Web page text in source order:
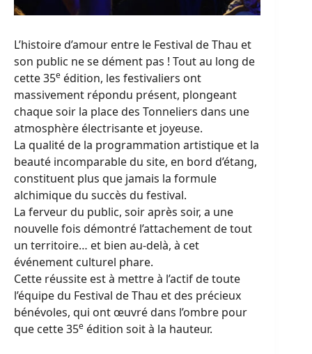
L’histoire d’amour entre le Festival de Thau et
son public ne se dément pas ! Tout au long de
cette 35e édition, les festivaliers ont
massivement répondu présent, plongeant
chaque soir la place des Tonneliers dans une
atmosphère électrisante et joyeuse.
La qualité de la programmation artistique et la
beauté incomparable du site, en bord d’étang,
constituent plus que jamais la formule
alchimique du succès du festival.
La ferveur du public, soir après soir, a une
nouvelle fois démontré l’attachement de tout
un territoire… et bien au-delà, à cet
événement culturel phare.
Cette réussite est à mettre à l’actif de toute
l’équipe du Festival de Thau et des précieux
bénévoles, qui ont œuvré dans l’ombre pour
que cette 35e édition soit à la hauteur.